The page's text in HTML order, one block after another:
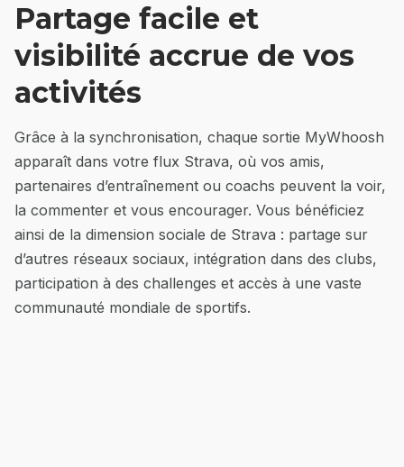
Partage facile et
visibilité accrue de vos
activités
Grâce à la synchronisation, chaque sortie MyWhoosh
apparaît dans votre flux Strava, où vos amis,
partenaires d’entraînement ou coachs peuvent la voir,
la commenter et vous encourager. Vous bénéficiez
ainsi de la dimension sociale de Strava : partage sur
d’autres réseaux sociaux, intégration dans des clubs,
participation à des challenges et accès à une vaste
communauté mondiale de sportifs.